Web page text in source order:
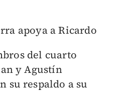
apoya a Ricardo
del cuarto
y Agustín
su respaldo a su